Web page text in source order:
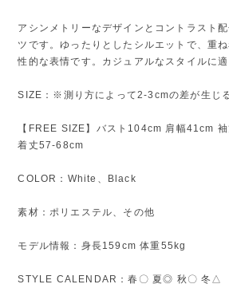
アシンメトリーなデザインとコントラスト
ツです。ゆったりとしたシルエットで、重
性的な表情です。カジュアルなスタイルに適
SIZE：※測り方によって2-3cmの差が生じ
【FREE SIZE】バスト104cm 肩幅41cm
着丈57-68cm
COLOR：White、Black
素材：ポリエステル、その他
モデル情報：身長159cm 体重55kg
STYLE CALENDAR：春〇 夏◎ 秋〇 冬△